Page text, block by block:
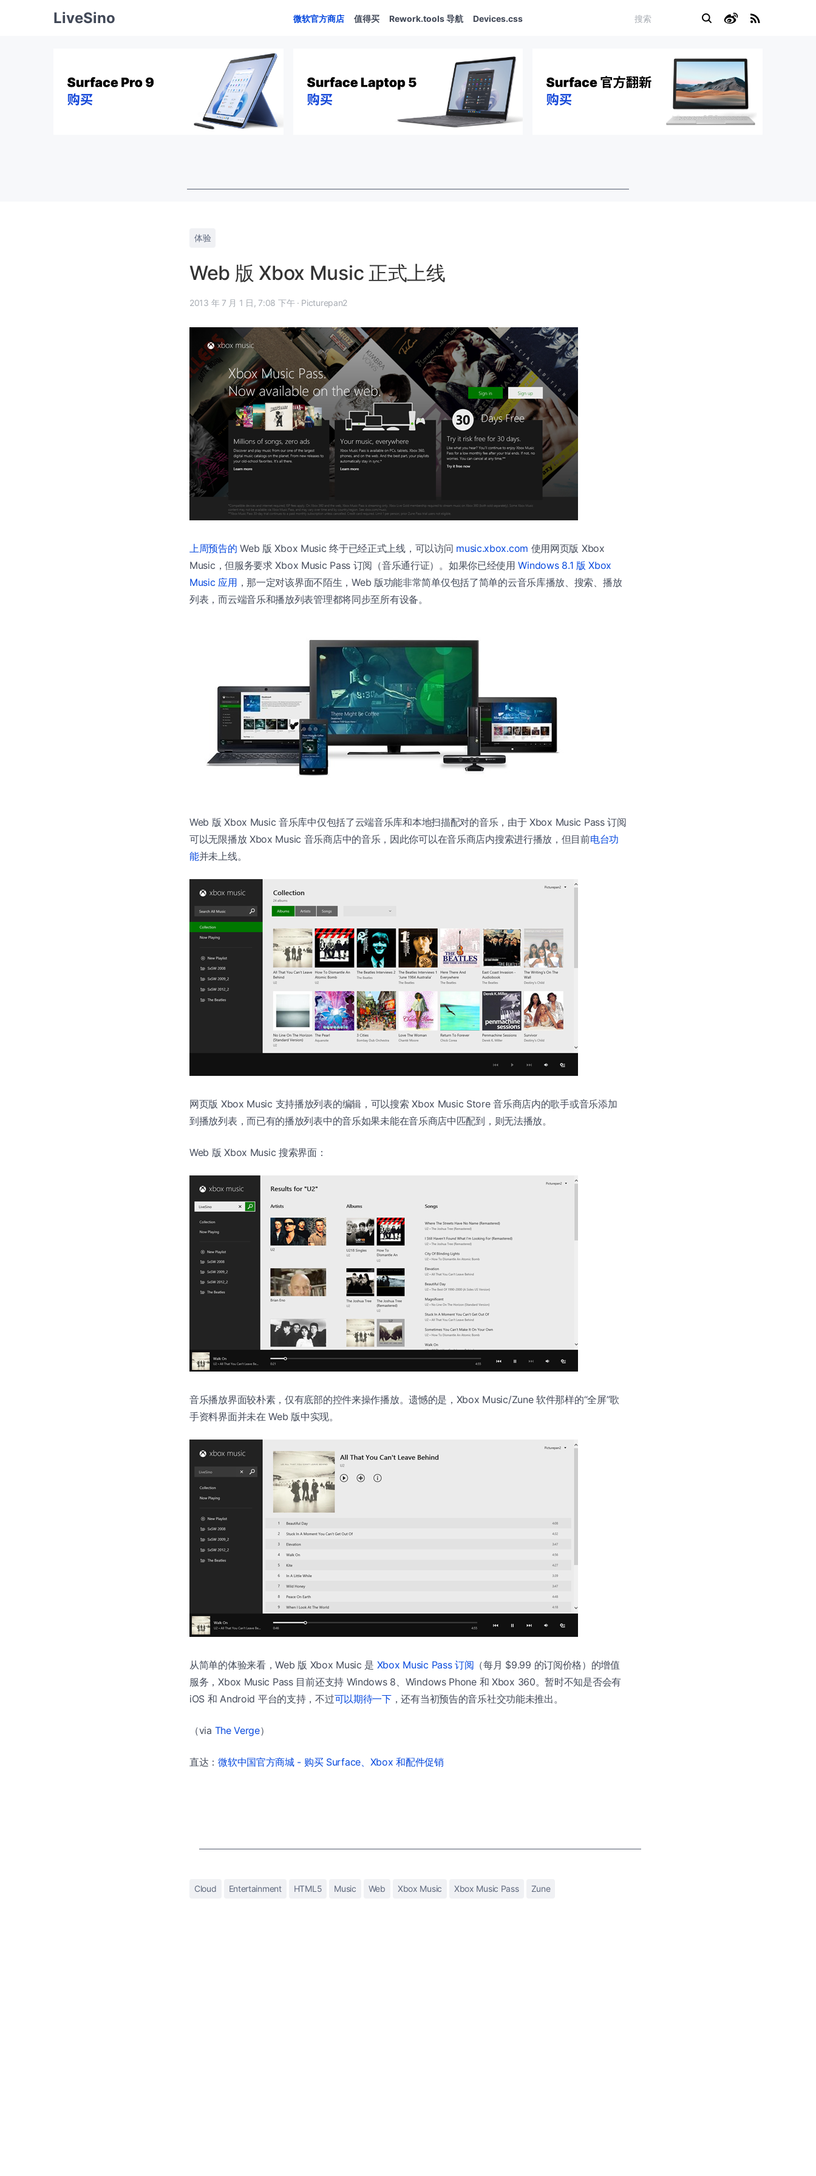
LiveSino 微软官方商店 值得买 Rework.tools 导航 Devices.css
体验
Web 版 Xbox Music 正式上线
2013 年 7 月 1 日, 7:08 下午 · Picturepan2
上周预告的 Web 版 Xbox Music 终于已经正式上线，可以访问 music.xbox.com 使用网页版 Xbox
Music，但服务要求 Xbox Music Pass 订阅（音乐通行证）。如果你已经使用Windows 8.1 版 Xbox
Music 应用 ，那一定对该界面不陌生，Web 版功能非常简单仅包括了简单的云音乐库播放、搜索、播放
列表，而云端音乐和播放列表管理都将同步至所有设备。
Web 版 Xbox Music 音乐库中仅包括了云端音乐库和本地扫描配对的音乐，由于 Xbox Music Pass 订阅
可以无限播放 Xbox Music 音乐商店中的音乐，因此你可以在音乐商店内搜索进行播放，但目前电台功
能并未上线。
网页版 Xbox Music 支持播放列表的编辑，可以搜索 Xbox Music Store 音乐商店内的歌手或音乐添加
到播放列表，而已有的播放列表中的音乐如果未能在音乐商店中匹配到，则无法播放。
Web 版 Xbox Music 搜索界面：
音乐播放界面较朴素，仅有底部的控件来操作播放。遗憾的是，Xbox Music/Zune 软件那样的“全屏”歌
手资料界面并未在 Web 版中实现。
从简单的体验来看，Web 版 Xbox Music 是 Xbox Music Pass 订阅 （每月 $9.99 的订阅价格）的增值
服务，Xbox Music Pass 目前还支持 Windows 8、Windows Phone 和 Xbox 360。暂时不知是否会有
iOS 和 Android 平台的支持，不过可以期待一下，还有当初预告的音乐社交功能未推出。
（via The Verge）
直达：微软中国官方商城 - 购买 Surface、Xbox 和配件促销
Cloud Entertainment HTML5 Music Web Xbox Music Xbox Music Pass Zune